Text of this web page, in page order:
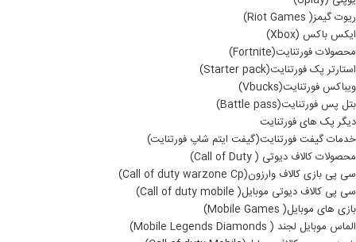
ریوت گیمز( Riot Games)
ایکس باکس (Xbox)
محصولات فورتنایت(Fortnite)
استارتر پک فورتنایت(Starter pack)
ویباکس فورتنایت(Vbucks)
بتل پس فورتنایت(Battle pass)
دیگر پک های فورتنایت
خدمات گیفت فورتنایت(گیفت ایتم شاپ فورتنایت)
محصولات کالاف دیوتی ( Call of Duty)
سی پی بازی کالاف وارزون(Call of duty warzone Cp)
سی پی کالاف دیوتی موبایل( Call of duty mobile)
بازی های موبایل( Mobile Games)
الماس موبایل لجند ( Mobile Legends Diamonds)